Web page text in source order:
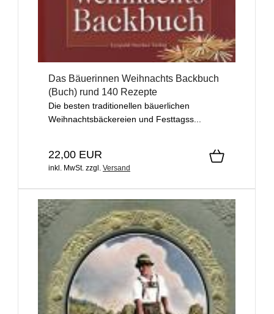
Das Bäuerinnen Weihnachts Backbuch
(Buch) rund 140 Rezepte
Die besten traditionellen bäuerlichen
Weihnachtsbäckereien und Festtagss...
22,00 EUR
inkl. MwSt. zzgl. Versand